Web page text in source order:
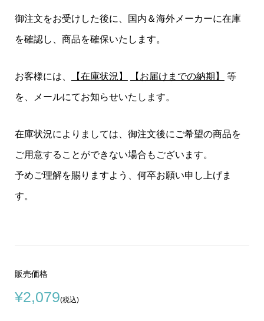
御注文をお受けした後に、国内＆海外メーカーに在庫
を確認し、商品を確保いたします。
お客様には、 【在庫状況】 【お届けまでの納期】 等
を、メールにてお知らせいたします。
在庫状況によりましては、御注文後にご希望の商品を
ご用意することができない場合もございます。
予めご理解を賜りますよう、何卒お願い申し上げま
す。
販売価格
¥2,079(税込)